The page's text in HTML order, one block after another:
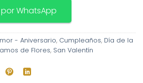
WhatsApp
- Aniversario, Cumpleaños, Día de la
de Flores, San Valentín